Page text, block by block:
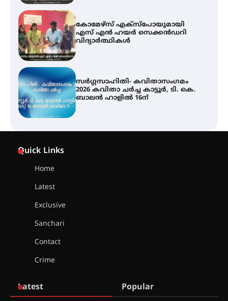
കോമേഴ്സ് എക്സ്പോയുമായി
എസ് എൻ ഹയർ സെക്കൻഡറി
വിദ്യാർത്ഥികൾ
സർഗ്ഗസാഹിതി- കവിതാസംഗമം
2026 കവിതാ ചർച്ച കാട്ടൂർ, ടി. കെ.
ബാലൻ ഹാളിൽ 16ന്
Quick Links
Home
Latest
Exclusive
Sanchari
Contact
Crime
Latest Popular